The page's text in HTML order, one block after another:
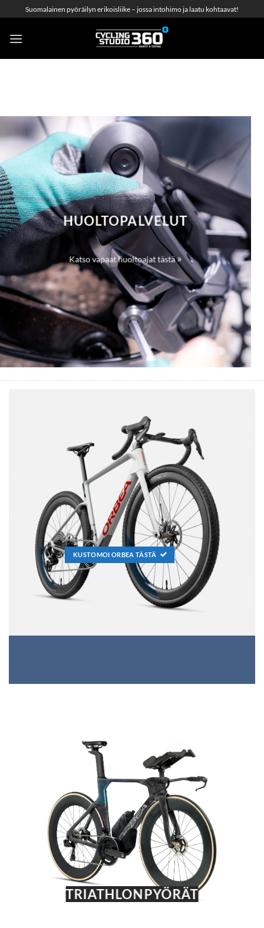
to
content
Suomalainen pyöräilyn erikoisliike – jossa intohimo ja laatu kohtaavat!
HUOLTOPALVELUT
Katso vapaat huoltoajat tästä»
KUSTOMOI ORBEA TÄSTÄ
TRIATHLONPYÖRÄT